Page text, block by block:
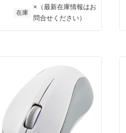
在庫
×（最新在庫情報はお
問合せください）